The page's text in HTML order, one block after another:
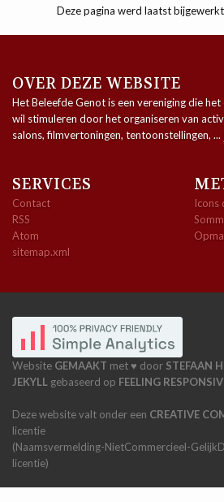
Deze pagina werd laatst
OVER DEZE WEBSITE
Het Beleefde Genot is een vereniging die
wil stimuleren door het organiseren van
salons, filmvertoningen, tentoonstellingen, ...
SERVICES
Contact
RSS
Atom
sitemap.xml
Icons
Website GEMAAKT met ♥ door STEFAAN
JEKYLL gebaseerd op FEELING
Deze website valt onder een CREATIVE
licentie
(Naamsvermelding-NietCommercieel-
licentie)